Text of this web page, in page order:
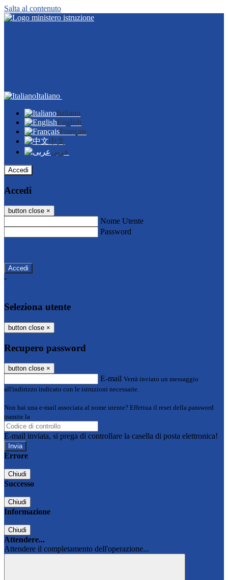
Salta al contenuto
Italiano
Italiano
English
Français
中文
عربى
Accedi
Accedi
button close ×
Nome Utente
Password
-
Seleziona utente
button close ×
Recupero password
button close ×
E-mail Verrà inviato un messaggio
all'indirizzo indicato con le istruzioni necessarie.
Non hai una e-mail associata al nome utente? Effettua il reset della password
tramite la
E-mail inviata, si prega di controllare la casella di posta elettronica!
Errore
Chiudi
Successo
Chiudi
Informazione
Chiudi
Attendere...
Attendere il completamento dell'operazione...